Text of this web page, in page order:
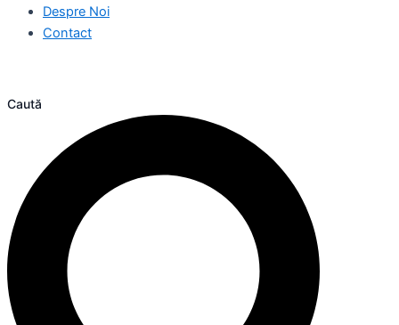
Despre Noi
Contact
Caută